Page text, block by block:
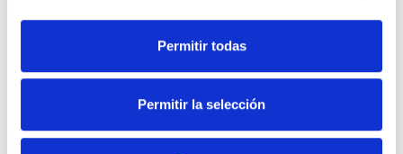
Permitir todas
Permitir la selección